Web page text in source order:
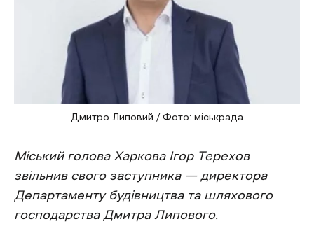
Дмитро Липовий / Фото: міськрада
Міський голова Харкова Ігор Терехов
звільнив свого заступника — директора
Департаменту будівництва та шляхового
господарства Дмитра Липового.